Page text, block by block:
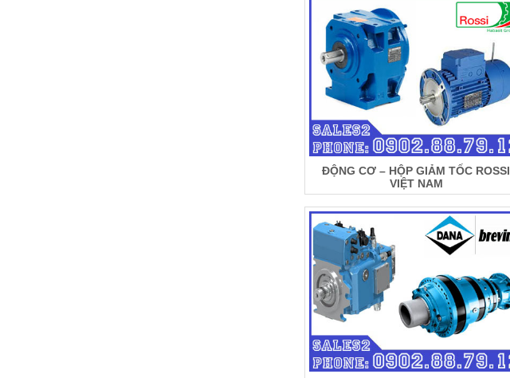
ĐỘNG CƠ – HỘP GIẢM TỐC ROSSI
VIỆT NAM